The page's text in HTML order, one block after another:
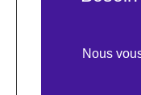
Nous